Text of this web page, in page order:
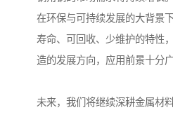
在环保与可持续发展的大背景
寿命、可回收、少维护的特性
造的发展方向，应用前景十分广
未来，我们将继续深耕金属材